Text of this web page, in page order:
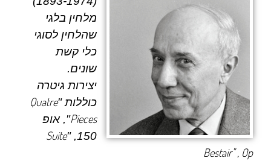
מלחין בלגי
שהלחין לסוגי
כלי קשת
שונים.
יצירות גיטרה
כוללות "Quatre
Pieces", אופ
150, "
Suite
Bestair" , Op